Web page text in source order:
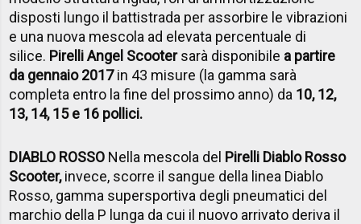
disposti lungo il battistrada per assorbire le vibrazioni
e una nuova mescola ad elevata percentuale di
silice. Pirelli Angel Scootersarà disponibile a partire
da gennaio 2017in 43 misure (la gamma sarà
completa entro la fine del prossimo anno) da 10, 12,
13, 14, 15 e 16 pollici.
DIABLO ROSSO Nella mescola del Pirelli Diablo Rosso
Scooter,invece, scorre il sangue della linea Diablo
Rosso, gamma supersportiva degli pneumatici del
marchio della P lunga da cui il nuovo arrivato deriva il